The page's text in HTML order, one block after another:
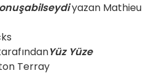
yazan Mathieu
Yüz Yüze
Terray